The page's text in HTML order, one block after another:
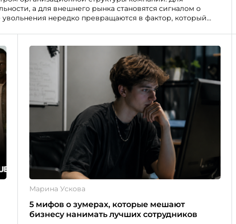
а для внешнего рынка становятся сигналом о
нередко превращаются в фактор, который
Марина Ускова
5 мифов о зумерах, которые мешают
бизнесу нанимать лучших сотрудников